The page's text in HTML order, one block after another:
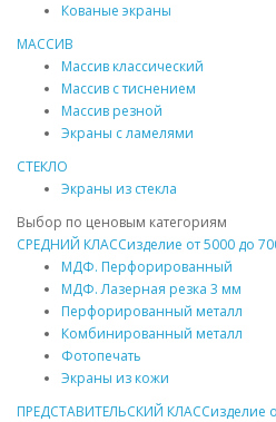
Кованые экраны
МАССИВ
Массив классический
Массив с тиснением
Массив резной
Экраны с ламелями
СТЕКЛО
Экраны из стекла
Выбор по ценовым категориям
СРЕДНИЙ КЛАССизделие от5000 до
МДФ. Перфорированный
МДФ. Лазерная резка 3 мм
Перфорированный металл
Комбинированный металл
Фотопечать
Экраны из кожи
ПРЕДСТАВИТЕЛЬСКИЙ КЛАССизделие